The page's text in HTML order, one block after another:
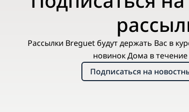
Рассылки Breguet будут держать Вас в
новинок Дома в течение
Подписаться на